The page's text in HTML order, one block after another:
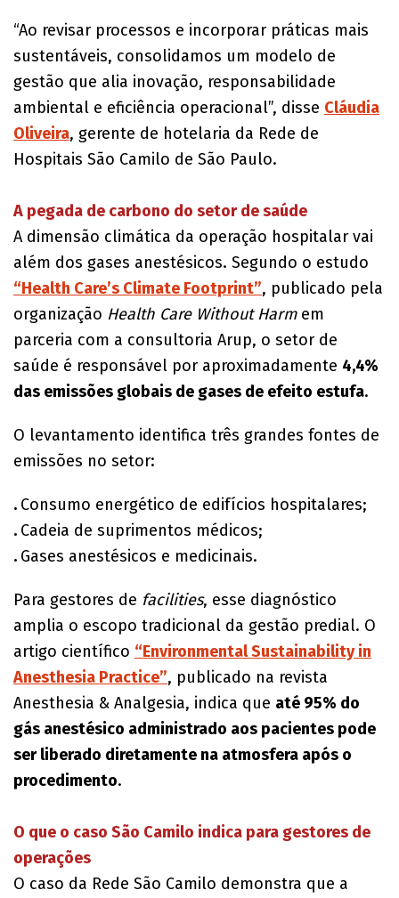
“Ao revisar processos e incorporar práticas mais
sustentáveis, consolidamos um modelo de
gestão que alia inovação, responsabilidade
ambiental e eficiência operacional”, disse Cláudia
Oliveira, gerente de hotelaria da Rede de
Hospitais São Camilo de São Paulo.
​A pegada de carbono do setor de saúde
A dimensão climática da operação hospitalar vai
além dos gases anestésicos. Segundo o estudo
“Health Care’s Climate Footprint”, publicado pela
organização Health Care Without Harmem
parceria com a consultoria Arup, o setor de
saúde é responsável por aproximadamente 4,4%
das emissões globais de gases de efeito estufa.
O levantamento identifica três grandes fontes de
emissões no setor:
. Consumo energético de edifícios hospitalares;
. Cadeia de suprimentos médicos;
. Gases anestésicos e medicinais.
Para gestores de facilities, esse diagnóstico
amplia o escopo tradicional da gestão predial. O
artigo científico “Environmental Sustainability in
Anesthesia Practice”, publicado na revista
Anesthesia & Analgesia, indica que até 95% do
gás anestésico administrado aos pacientes pode
ser liberado diretamente na atmosfera após o
procedimento.
O que o caso São Camilo indica para gestores de
operações
O caso da Rede São Camilo demonstra que a